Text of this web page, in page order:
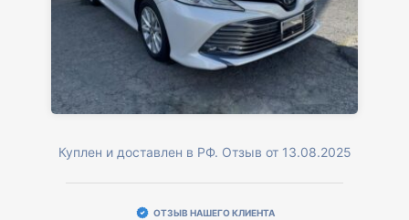
Куплен и доставлен в РФ. Отзыв от 13.08.2025
ОТЗЫВ НАШЕГО КЛИЕНТА